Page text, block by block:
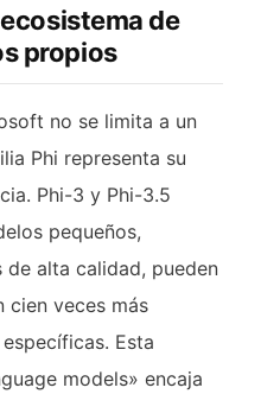
de
propios
no se limita a un
Phi representa su
Phi-3 y Phi-3.5
pequeños,
alta calidad, pueden
cien veces más
Esta
models» encaja